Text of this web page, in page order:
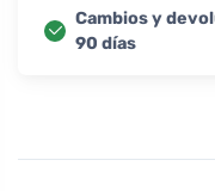
Cambios y
90 días